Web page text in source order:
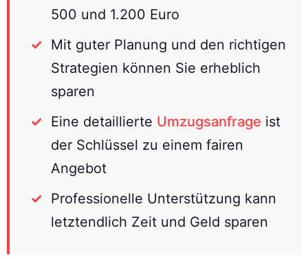
500 und 1.200 Euro
Mit guter Planung und den richtigen
Strategien können Sie erheblich
sparen
Eine detaillierte Umzugsanfrage ist
der Schlüssel zu einem fairen
Angebot
Professionelle Unterstützung kann
letztendlich Zeit und Geld sparen